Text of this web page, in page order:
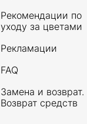
Рекомендации по
уходу за цветами
Рекламации
FAQ
Замена и возврат.
Возврат средств